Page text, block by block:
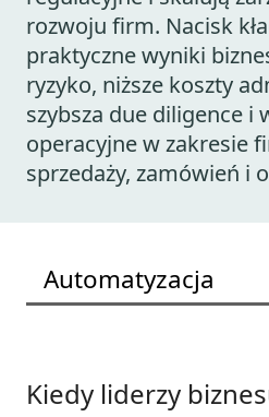
rozwoju firm. Nacisk
praktyczne wyniki
ryzyko, niższe koszty
szybsza due diligence i
operacyjne w zakresie
sprzedaży, zamówień i
Automatyzacja
Kiedy liderzy